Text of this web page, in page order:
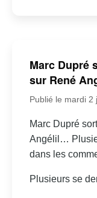
Marc Dupré
sur René
Publié le mardi 2
Marc Dupré
Angélil…
dans les
Plusieurs se